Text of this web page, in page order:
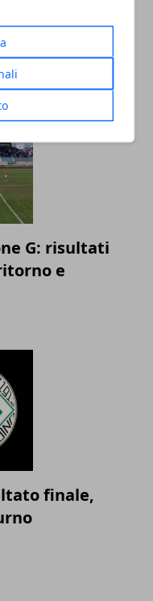
può arrivare
G: risultati
e
finale,